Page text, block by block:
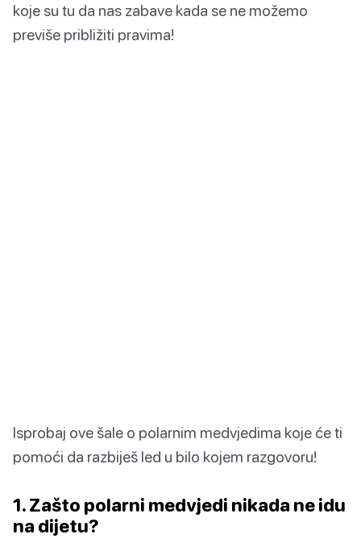
koje su tu da nas zabave kada se ne možemo
previše približiti pravima!
Isprobaj ove šale o polarnim medvjedima koje će ti
pomoći da razbiješ led u bilo kojem razgovoru!
1. Zašto polarni medvjedi nikada ne idu
na dijetu?